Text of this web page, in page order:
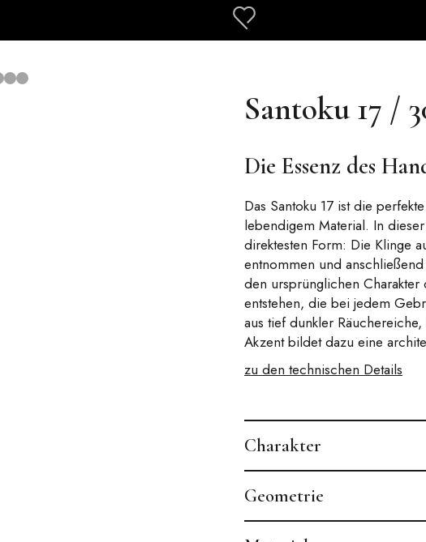
Santoku 17 /
Die Essenz des
Das Santoku 17 ist die
lebendigem Material. In
direktesten Form: Die Klinge
entnommen und
den ursprünglichen Charakter
entstehen, die bei jedem
aus tief dunkler
Akzent bildet dazu eine
zu den technischen Details
Charakter
Geometrie